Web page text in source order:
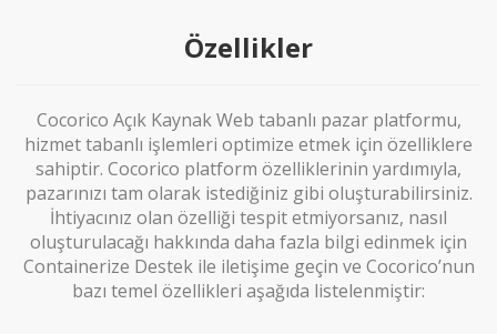
Özellikler
Cocorico Açık Kaynak Web tabanlı pazar platformu,
hizmet tabanlı işlemleri optimize etmek için özelliklere
sahiptir. Cocorico platform özelliklerinin yardımıyla,
pazarınızı tam olarak istediğiniz gibi oluşturabilirsiniz.
İhtiyacınız olan özelliği tespit etmiyorsanız, nasıl
oluşturulacağı hakkında daha fazla bilgi edinmek için
Containerize Destek ile iletişime geçin ve Cocorico’nun
bazı temel özellikleri aşağıda listelenmiştir: